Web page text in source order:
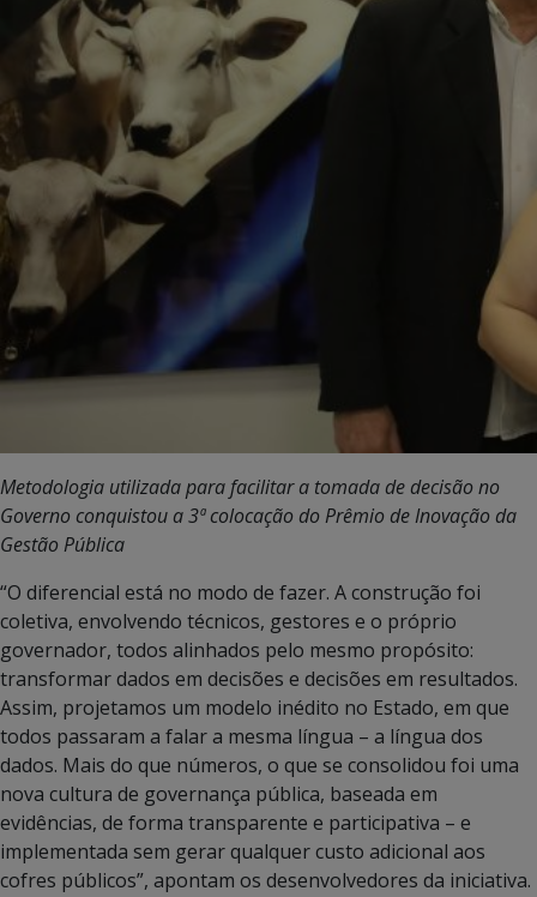
Metodologia utilizada para facilitar a tomada de decisão no
Governo conquistou a 3ª colocação do Prêmio de Inovação da
Gestão Pública
“O diferencial está no modo de fazer. A construção foi
coletiva, envolvendo técnicos, gestores e o próprio
governador, todos alinhados pelo mesmo propósito:
transformar dados em decisões e decisões em resultados.
Assim, projetamos um modelo inédito no Estado, em que
todos passaram a falar a mesma língua – a língua dos
dados. Mais do que números, o que se consolidou foi uma
nova cultura de governança pública, baseada em
evidências, de forma transparente e participativa – e
implementada sem gerar qualquer custo adicional aos
cofres públicos”, apontam os desenvolvedores da iniciativa.